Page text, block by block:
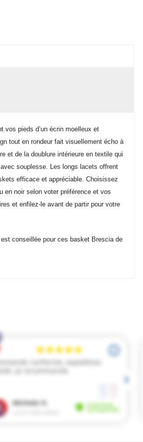
vos pieds d’un écrin moelleux et
tout en rondeur fait visuellement écho à
et de la doublure intérieure en textile qui
souplesse. Les longs lacets offrent
efficace et appréciable. Choisissez
en noir selon voter préférence et vos
et enfilez-le avant de partir pour votre
conseillée pour ces basket Brescia de